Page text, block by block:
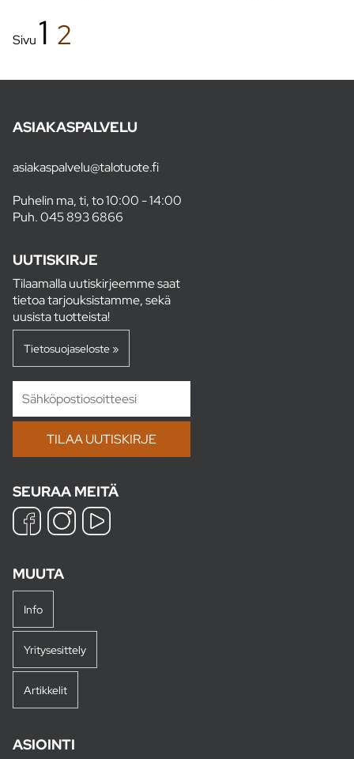
Sivu 1 2
ASIAKASPALVELU
asiakaspalvelu@talotuote.fi
Puhelin ma, ti, to 10:00 - 14:00
Puh.045 893 6866
UUTISKIRJE
Tilaamalla uutiskirjeemme saat
tietoa tarjouksistamme, sekä
uusista tuotteista!
Tietosuojaseloste »
SEURAA MEITÄ
MUUTA
Info
Yritysesittely
Artikkelit
ASIOINTI